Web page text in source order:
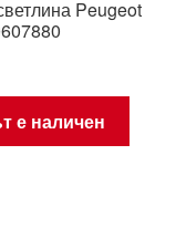
Peugeot
е наличен